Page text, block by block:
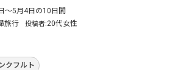
〜5月4日の10日間
旅行 投稿者 20代女性
クフルトに滞在し、アイゼナ
とり旅！芸術・グルメ、人々
クフルト